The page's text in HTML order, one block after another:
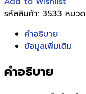
รหัสสินค้า: 3533 หมว
คำอธิบาย
ข้อมูลเพิ่มเติม
คำอธิบาย